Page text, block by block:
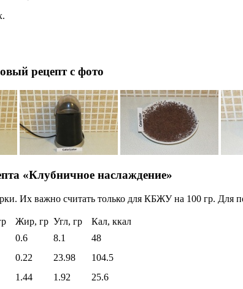
рецепт с фото
«Клубничное наслаждение»
Их важно считать только для КБЖУ на 100 гр. Для
Жир, гр Угл, гр
Кал, ккал
0.6 8.1 48
0.22 23.98 104.5
1.44 1.92 25.6